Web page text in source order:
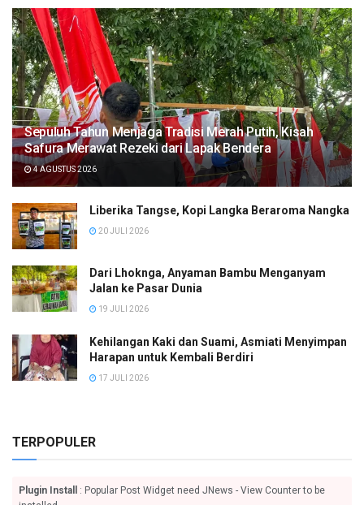
Sepuluh Tahun Menjaga Tradisi Merah Putih, Kisah
Safura Merawat Rezeki dari Lapak Bendera
4 AGUSTUS 2026
Liberika Tangse, Kopi Langka Beraroma Nangka
20 JULI 2026
Dari Lhoknga, Anyaman Bambu Menganyam
Jalan ke Pasar Dunia
19 JULI 2026
Kehilangan Kaki dan Suami, Asmiati Menyimpan
Harapan untuk Kembali Berdiri
17 JULI 2026
TERPOPULER
Plugin Install
: Popular Post Widget need JNews - View Counter to be